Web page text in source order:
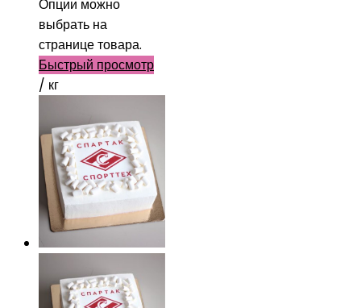
Опции можно
выбрать на
странице товара.
Быстрый просмотр
/ кг